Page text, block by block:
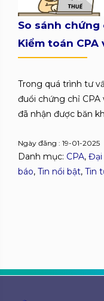
So sánh chứng
Kiểm toán CPA
Trong quá trình tư
đuổi chứng chỉ CPA
đã nhận được băn
Ngày đăng : 19-01-2025
Danh mục: CPA, Đại
báo, Tin nổi bật, Tin